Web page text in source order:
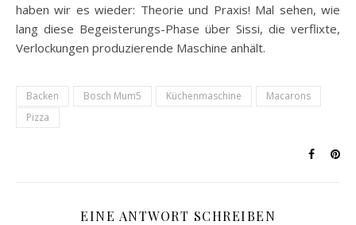
haben wir es wieder: Theorie und Praxis! Mal sehen, wie
lang diese Begeisterungs-Phase über Sissi, die verflixte,
Verlockungen produzierende Maschine anhält.
Backen Bosch Mum5 Küchenmaschine
Macarons
Pizza
EINE ANTWORT SCHREIBEN